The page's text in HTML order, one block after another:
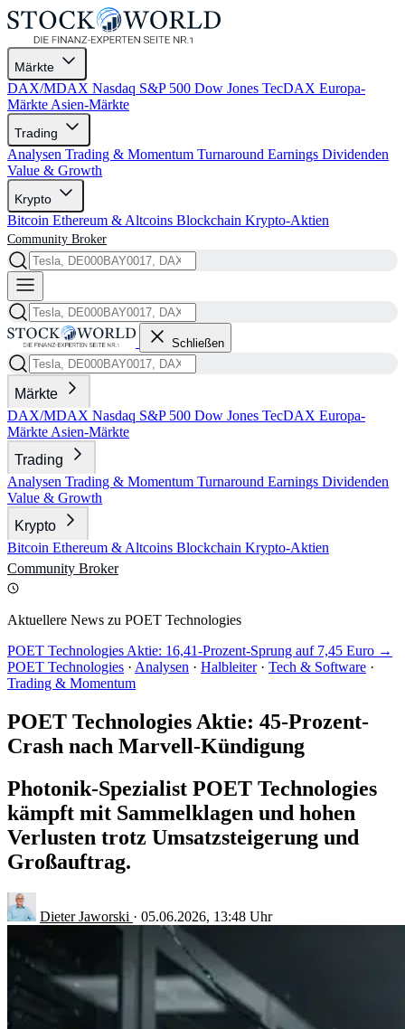
Märkte
DAX/MDAX Nasdaq S&P 500 Dow Jones TecDAX Europa-
Märkte Asien-Märkte
Trading
Analysen Trading & Momentum Turnaround Earnings Dividenden
Value & Growth
Krypto
Bitcoin Ethereum & Altcoins Blockchain Krypto-Aktien
Community Broker
Schließen
Märkte
DAX/MDAX Nasdaq S&P 500 Dow Jones TecDAX Europa-
Märkte Asien-Märkte
Trading
Analysen Trading & Momentum Turnaround Earnings Dividenden
Value & Growth
Krypto
Bitcoin Ethereum & Altcoins Blockchain Krypto-Aktien
Community Broker
Aktuellere News zu POET Technologies
POET Technologies Aktie: 16,41-Prozent-Sprung auf 7,45 Euro →
POET Technologies · Analysen · Halbleiter · Tech & Software ·
Trading & Momentum
POET Technologies Aktie: 45-Prozent-
Crash nach Marvell-Kündigung
Photonik-Spezialist POET Technologies
kämpft mit Sammelklagen und hohen
Verlusten trotz Umsatzsteigerung und
Großauftrag.
Dieter Jaworski · 05.06.2026, 13:48 Uhr